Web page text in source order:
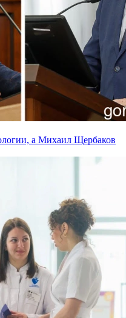
а Михаил Щербаков